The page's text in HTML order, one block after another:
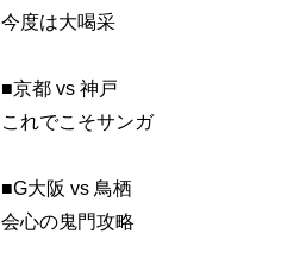
今度は大喝采
■京都 vs 神戸
これでこそサンガ
■G大阪 vs 鳥栖
会心の鬼門攻略